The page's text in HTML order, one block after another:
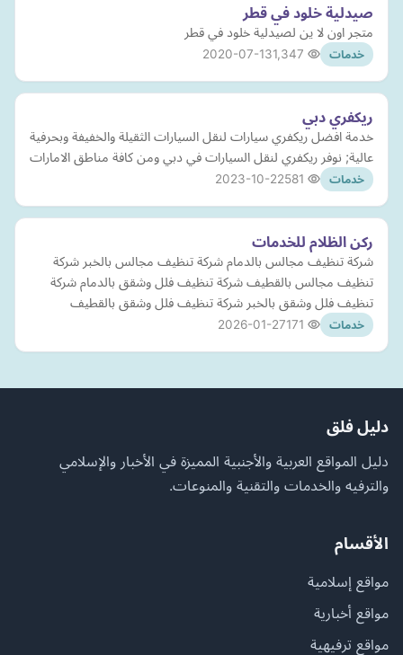
صيدلية خلود في قطر
متجر اون لا ين لصيدلية خلود في قطر
خدمات 2020-07-13
ريكفري دبي
خدمة افضل ريكفري سيارات لنقل السيارات الثقيلة والخفيفة وبحرفية
عالية; نوفر ريكفري لنقل السيارات في دبي ومن كافة مناطق الامارات
خدمات 2023-10-22
ركن الظلام للخدمات
شركة تنظيف مجالس بالدمام شركة تنظيف مجالس بالخبر شركة
تنظيف مجالس بالقطيف شركة تنظيف فلل وشقق بالدمام شركة
تنظيف فلل وشقق بالخبر شركة تنظيف فلل وشقق بالقطيف
خدمات 2026-01-27
دليل فلق
دليل المواقع العربية والأجنبية المميزة في الأخبار والإسلامي
والترفيه والخدمات والتقنية والمنوعات.
الأقسام
مواقع إسلامية
مواقع أخبارية
مواقع ترفيهية